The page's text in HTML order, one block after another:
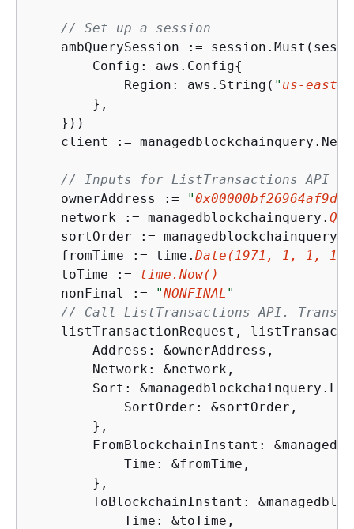
// Set up a session
ambQuerySession :=
        Config: aws.Config
{
            Region: aws.String(
" us-east-1
        },
    }))
client :=
// Inputs for ListTransactions API
    ownerAddress :=
"
    network := managedblockchainquery.
    sortOrder := managedblockchainquery.
    fromTime := time.
Date(1971 , 1 , 1 , 1
    toTime :=
time.Now()
    nonFinal :=
"NONFINAL "
// Call ListTransactions API.
listTransactionRequest,
        Address: &ownerAddress,
        Network: &network,
Sort:
            SortOrder: &sortOrder,
        },
FromBlockchainInstant:
            Time: &fromTime,
        },
ToBlockchainInstant:
            Time: &toTime,